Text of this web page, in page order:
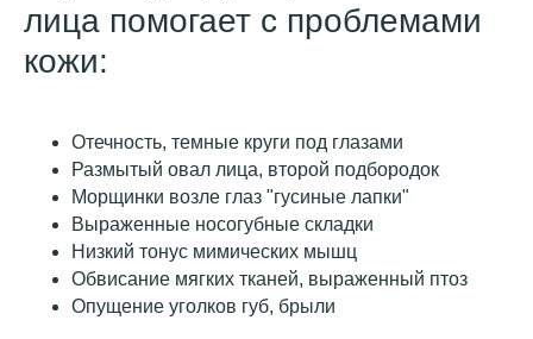
лица помогает с проблемами
кожи:
Отечность, темные круги под глазами
Размытый овал лица, второй подбородок
Морщинки возле глаз "гусиные лапки"
Выраженные носогубные складки
Низкий тонус мимических мышц
Обвисание мягких тканей, выраженный птоз
Опущение уголков губ, брыли